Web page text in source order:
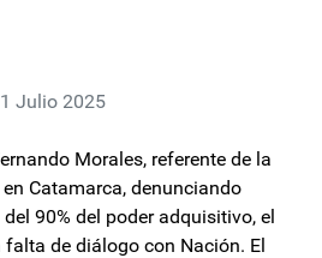
Julio 2025
Morales, referente de la
Catamarca, denunciando
90% del poder adquisitivo, el
falta de diálogo con Nación. El